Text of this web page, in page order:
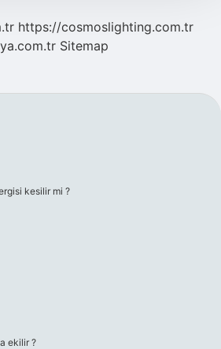
https://cosmoslighting.com.tr
Sitemap
kesilir mi ?
ekilir ?